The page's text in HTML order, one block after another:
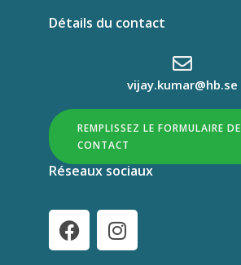
Détails du contact
vijay.kumar@hb.se
REMPLISSEZ LE FORMULAIRE DE
CONTACT
Réseaux sociaux